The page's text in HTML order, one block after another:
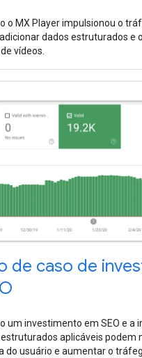
o MX Player impulsionou o
dados estruturados e
vídeos.
de caso de
um investimento em SEO e a
aplicáveis podem
do usuário e aumentar o